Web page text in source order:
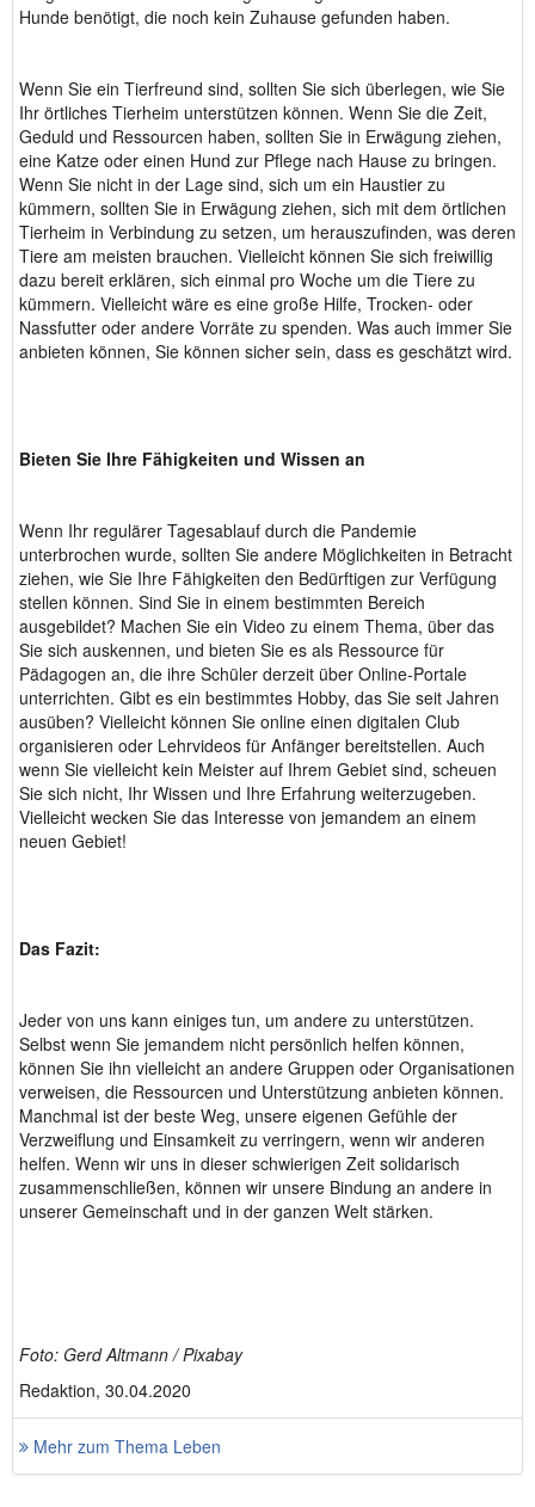
Hunde benötigt, die noch kein Zuhause gefunden haben.
Wenn Sie ein Tierfreund sind, sollten Sie sich überlegen, wie Sie
Ihr örtliches Tierheim unterstützen können. Wenn Sie die Zeit,
Geduld und Ressourcen haben, sollten Sie in Erwägung ziehen,
eine Katze oder einen Hund zur Pflege nach Hause zu bringen.
Wenn Sie nicht in der Lage sind, sich um ein Haustier zu
kümmern, sollten Sie in Erwägung ziehen, sich mit dem örtlichen
Tierheim in Verbindung zu setzen, um herauszufinden, was deren
Tiere am meisten brauchen. Vielleicht können Sie sich freiwillig
dazu bereit erklären, sich einmal pro Woche um die Tiere zu
kümmern. Vielleicht wäre es eine große Hilfe, Trocken- oder
Nassfutter oder andere Vorräte zu spenden. Was auch immer Sie
anbieten können, Sie können sicher sein, dass es geschätzt wird.
Bieten Sie Ihre Fähigkeiten und Wissen an
Wenn Ihr regulärer Tagesablauf durch die Pandemie
unterbrochen wurde, sollten Sie andere Möglichkeiten in Betracht
ziehen, wie Sie Ihre Fähigkeiten den Bedürftigen zur Verfügung
stellen können. Sind Sie in einem bestimmten Bereich
ausgebildet? Machen Sie ein Video zu einem Thema, über das
Sie sich auskennen, und bieten Sie es als Ressource für
Pädagogen an, die ihre Schüler derzeit über Online-Portale
unterrichten. Gibt es ein bestimmtes Hobby, das Sie seit Jahren
ausüben? Vielleicht können Sie online einen digitalen Club
organisieren oder Lehrvideos für Anfänger bereitstellen. Auch
wenn Sie vielleicht kein Meister auf Ihrem Gebiet sind, scheuen
Sie sich nicht, Ihr Wissen und Ihre Erfahrung weiterzugeben.
Vielleicht wecken Sie das Interesse von jemandem an einem
neuen Gebiet!
Das Fazit:
Jeder von uns kann einiges tun, um andere zu unterstützen.
Selbst wenn Sie jemandem nicht persönlich helfen können,
können Sie ihn vielleicht an andere Gruppen oder Organisationen
verweisen, die Ressourcen und Unterstützung anbieten können.
Manchmal ist der beste Weg, unsere eigenen Gefühle der
Verzweiflung und Einsamkeit zu verringern, wenn wir anderen
helfen. Wenn wir uns in dieser schwierigen Zeit solidarisch
zusammenschließen, können wir unsere Bindung an andere in
unserer Gemeinschaft und in der ganzen Welt stärken.
Foto: Gerd Altmann / Pixabay
Redaktion, 30.04.2020
Mehr zum Thema Leben